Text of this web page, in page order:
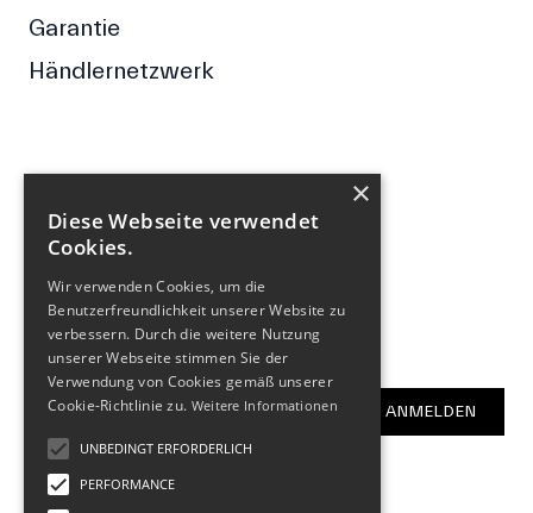
Garantie
Händlernetzwerk
FOLGE UNS
FacebookInstagram
NEWSLETTER
E-Mail-Adresse ANMELDEN
×
Diese Webseite verwendet
Cookies.
Wir verwenden Cookies, um die
Benutzerfreundlichkeit unserer Website zu
verbessern. Durch die weitere Nutzung
unserer Webseite stimmen Sie der
Verwendung von Cookies gemäß unserer
Cookie-Richtlinie zu. Weitere Informationen
UNBEDINGT ERFORDERLICH
PERFORMANCE